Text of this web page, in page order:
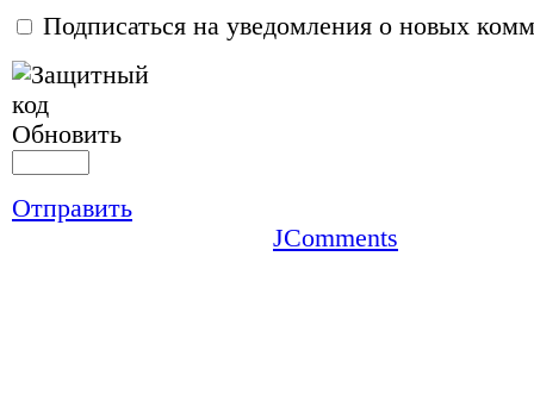
Подписаться на уведомления о новых
Обновить
Отправить
JComments